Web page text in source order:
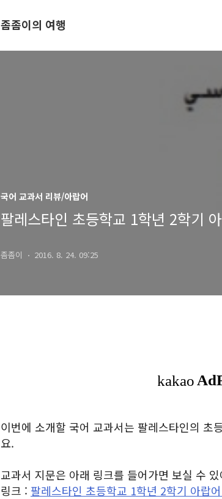
좀좀이의 여행
국어 교과서 리뷰/아랍어
팔레스타인 초등학교 1학년 2학기
좀좀이 2016. 8. 24. 09:25
이번에 소개할 국어 교과서는 팔레스타인의 초
요.
교과서 지문은 아래 링크를 들어가면 보실 수
링크 : 팔레스타인 초등학교 1학년 2학기 아랍